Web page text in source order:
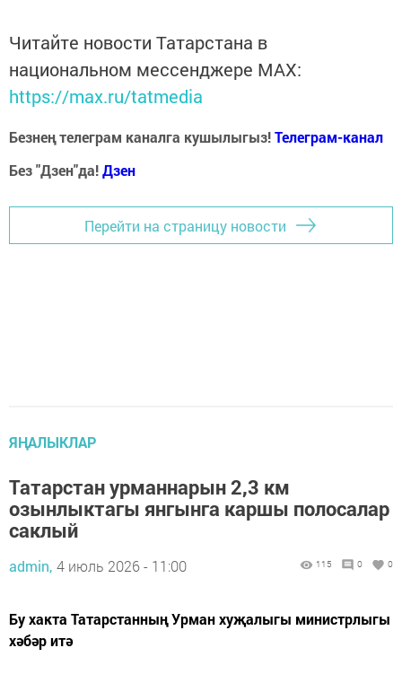
Читайте новости Татарстана в
национальном мессенджере MАХ:
https://max.ru/tatmedia
Безнең телеграм каналга кушылыгыз!Телеграм-канал
Без "Дзен"да!Дзен
Перейти на страницу новости
ЯҢАЛЫКЛАР
Татарстан урманнарын 2,3 км
озынлыктагы янгынга каршы полосалар
саклый
admin, 4 июль 2026 - 11:00 115 0 0
Бу хакта Татарстанның Урман хуҗалыгы министрлыгы
хәбәр итә